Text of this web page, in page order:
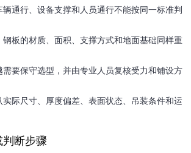
通行、设备支撑和人员通行不能按同一标准判
钢板的材质、面积、支撑方式和地面基础同样重
要保守选型，并由专业人员复核受力和铺设方
际尺寸、厚度偏差、表面状态、吊装条件和运
断步骤